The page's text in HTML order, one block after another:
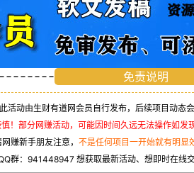
免责说明
动由生财有道网会员自行发布，后续项目动态会
部分网赚活动，可能因时间久远无法操作如发
赚新手朋友注意， 不是任何项目一开始就有明显
群： 941448947 想获取最新活动、想即时在线